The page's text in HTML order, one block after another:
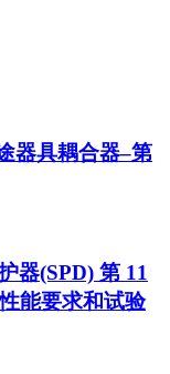
器具耦合器–第
器(SPD) 第 11
能要求和试验